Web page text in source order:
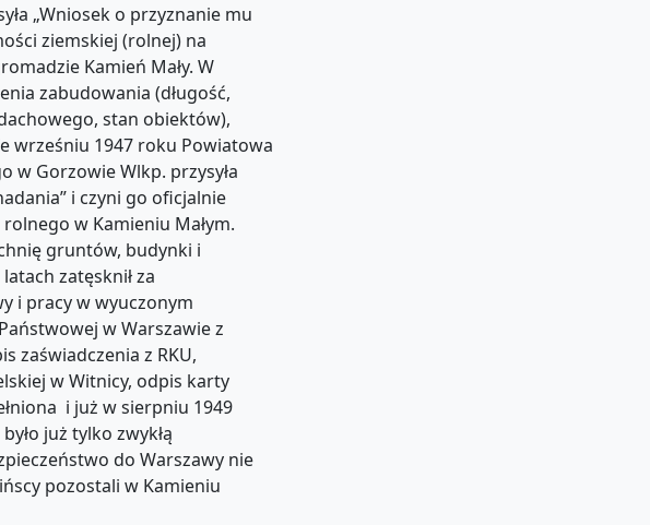
„Wniosek o przyznanie mu
ziemskiej (rolnej) na
Kamień Mały. W
zabudowania (długość,
stan obiektów),
wrześniu 1947 roku Powiatowa
w Gorzowie Wlkp. przysyła
i czyni go oficjalnie
w Kamieniu Małym.
gruntów, budynki i
zatęsknił za
i pracy w wyuczonym
w Warszawie z
zaświadczenia z RKU,
w Witnicy, odpis karty
i już w sierpniu 1949
już tylko zwykłą
do Warszawy nie
pozostali w Kamieniu